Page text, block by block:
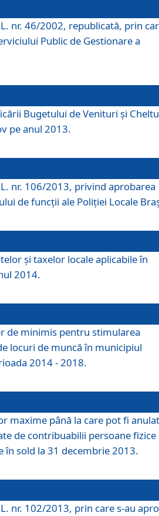
nr. 46/2002, republicată, prin
Public de Gestionare a
Bugetului de Venituri şi
pe anul 2013.
nr. 106/2013, privind aprobarea
de funcţii ale Poliţiei Locale
şi taxelor locale aplicabile în
2014.
de minimis pentru stimularea
locuri de muncă în municipiul
2014 - 2018.
maxime până la care pot fi
de contribuabilii persoane fizice
în sold la 31 decembrie 2013.
nr. 102/2013, prin care s-au